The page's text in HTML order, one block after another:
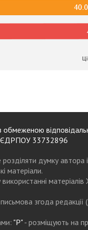
ЄДРПОУ 33732896
думку автора
матеріали.
згода
"Р"- розміщують на